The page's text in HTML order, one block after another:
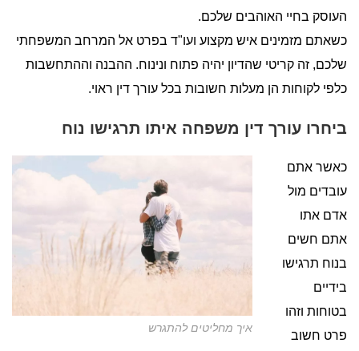
העוסק בחיי האוהבים שלכם.
כשאתם מזמינים איש מקצוע ועו"ד בפרט אל המרחב המשפחתי
שלכם, זה קריטי שהדיון יהיה פתוח ונינוח. ההבנה וההתחשבות
כלפי לקוחות הן מעלות חשובות בכל עורך דין ראוי.
ביחרו עורך דין משפחה איתו תרגישו נוח
איך מחליטים להתגרש
כאשר אתם
עובדים מול
אדם אתו
אתם חשים
בנוח תרגישו
בידיים
בטוחות וזהו
פרט חשוב